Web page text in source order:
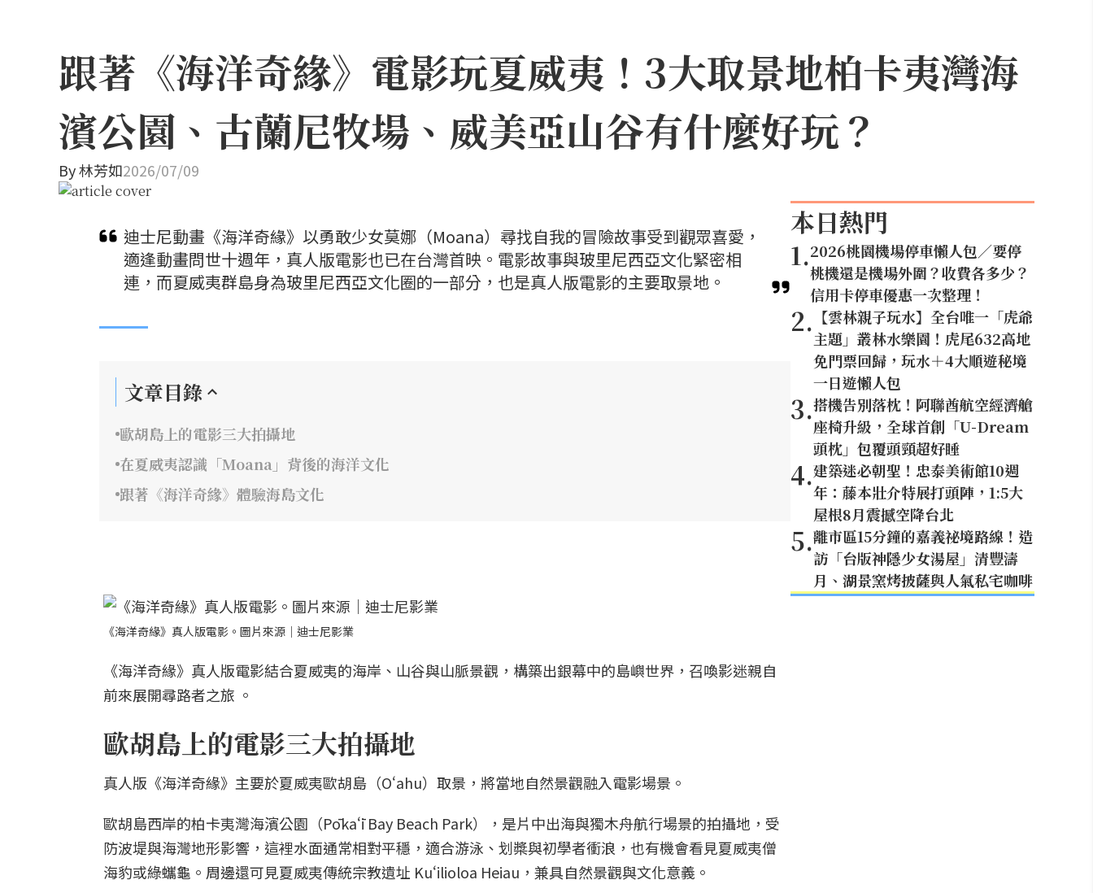
跟著《海洋奇緣》電影玩夏威夷！3大取景地柏卡夷灣海
濱公園、古蘭尼牧場、威美亞山谷有什麼好玩？
By林芳如2026/07/09
迪士尼動畫《海洋奇緣》以勇敢少女莫娜（Moana）尋找自我的冒險故事受到觀眾喜愛，
適逢動畫問世十週年，真人版電影也已在台灣首映。電影故事與玻里尼西亞文化緊密相
連，而夏威夷群島身為玻里尼西亞文化圈的一部分，也是真人版電影的主要取景地。
文章目錄
歐胡島上的電影三大拍攝地
在夏威夷認識「Moana」背後的海洋文化
跟著《海洋奇緣》體驗海島文化
《海洋奇緣》真人版電影。圖片來源｜迪士尼影業
《海洋奇緣》真人版電影結合夏威夷的海岸、山谷與山脈景觀，構築出銀幕中的島嶼世界，召喚影迷親自
前來展開尋路者之旅 。
歐胡島上的電影三大拍攝地
真人版《海洋奇緣》主要於夏威夷歐胡島（Oʻahu）取景，將當地自然景觀融入電影場景。
歐胡島西岸的柏卡夷灣海濱公園（Pōkaʻī Bay Beach Park），是片中出海與獨木舟航行場景的拍攝地，受
防波堤與海灣地形影響，這裡水面通常相對平穩，適合游泳、划槳與初學者衝浪，也有機會看見夏威夷僧
海豹或綠蠵龜。周邊還可見夏威夷傳統宗教遺址 Kuʻilioloa Heiau，兼具自然景觀與文化意義。
本日熱門
1.2026桃園機場停車懶人包／要停
桃機還是機場外圍？收費各多少？
信用卡停車優惠一次整理！
2. 【雲林親子玩水】全台唯一「虎爺
主題」叢林水樂園！虎尾632高地
免門票回歸，玩水＋4大順遊秘境
一日遊懶人包
3.搭機告別落枕！阿聯酋航空經濟艙
座椅升級，全球首創「U-Dream
頭枕」包覆頭頸超好睡
4.建築迷必朝聖！忠泰美術館10週
年：藤本壯介特展打頭陣，1:5大
屋根8月震撼空降台北
5.離市區15分鐘的嘉義祕境路線！造
訪「台版神隱少女湯屋」清豐濤
月、湖景窯烤披薩與人氣私宅咖啡